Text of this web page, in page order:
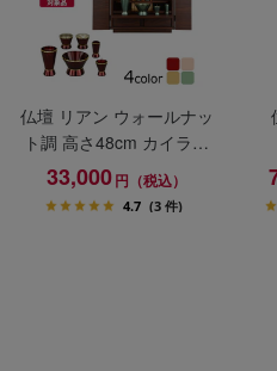
仏壇 リアン ウォールナッ
ト調 高さ48cm カイラ具
足セット
33,000円（税込）
4.7 (3 件)